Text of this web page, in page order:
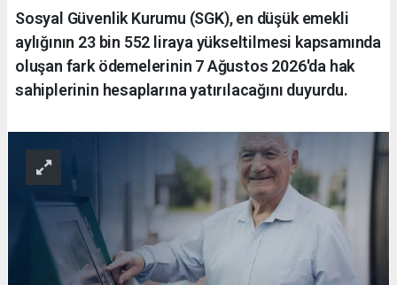
Sosyal Güvenlik Kurumu (SGK), en düşük emekli
aylığının 23 bin 552 liraya yükseltilmesi kapsamında
oluşan fark ödemelerinin 7 Ağustos 2026'da hak
sahiplerinin hesaplarına yatırılacağını duyurdu.